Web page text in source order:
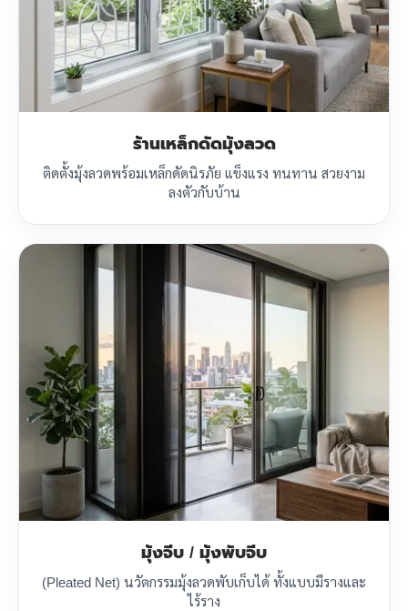
ร้านเหล็กดัดมุ้งลวด
ติดตั้งมุ้งลวดพร้อมเหล็กดัดนิรภัย แข็งแรง ทนทาน สวยงาม
ลงตัวกับบ้าน
มุ้งจีบ / มุ้งพับจีบ
(Pleated Net) นวัตกรรมมุ้งลวดพับเก็บได้ ทั้งแบบมีรางและ
ไร้ราง